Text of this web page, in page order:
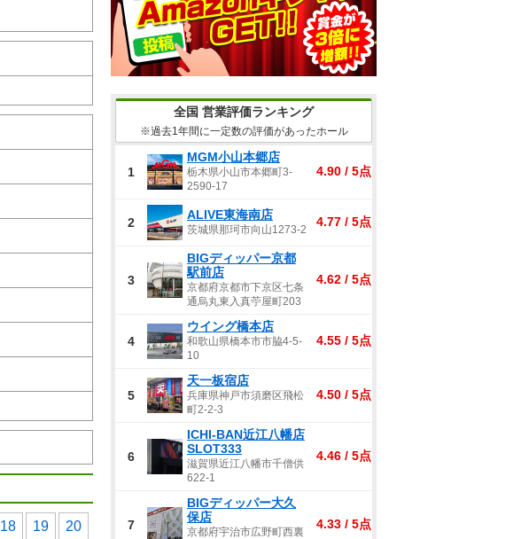
18 19 20
全国 営業評価ランキング
※過去1年間に一定数の評価があったホール
1
MGM小山本郷店
栃木県小山市本郷町3-
2590-17
4.90 / 5点
2
ALIVE東海南店
茨城県那珂市向山1273-2
4.77 / 5点
3
BIGディッパー京都
駅前店
京都府京都市下京区七条
通烏丸東入真苧屋町203
4.62 / 5点
4
ウイング橋本店
和歌山県橋本市市脇4-5-
10
4.55 / 5点
5
天一板宿店
兵庫県神戸市須磨区飛松
町2-2-3
4.50 / 5点
6
ICHI-BAN近江八幡店
SLOT333
滋賀県近江八幡市千僧供
622-1
4.46 / 5点
7
BIGディッパー大久
保店
京都府宇治市広野町西裏
4.33 / 5点